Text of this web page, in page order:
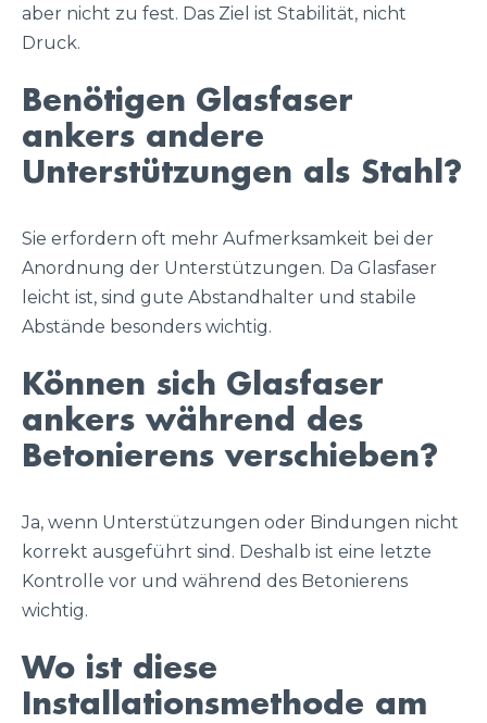
aber nicht zu fest. Das Ziel ist Stabilität, nicht
Druck.
Benötigen Glasfaser
ankers andere
Unterstützungen als Stahl?
Sie erfordern oft mehr Aufmerksamkeit bei der
Anordnung der Unterstützungen. Da Glasfaser
leicht ist, sind gute Abstandhalter und stabile
Abstände besonders wichtig.
Können sich Glasfaser
ankers während des
Betonierens verschieben?
Ja, wenn Unterstützungen oder Bindungen nicht
korrekt ausgeführt sind. Deshalb ist eine letzte
Kontrolle vor und während des Betonierens
wichtig.
Wo ist diese
Installationsmethode am